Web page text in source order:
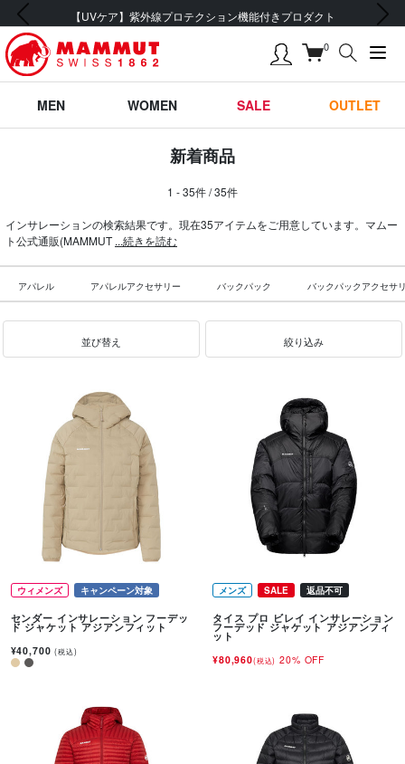
会員登録で【5,500円 (税込) 以上 送料無料】
前の画像 次の画像
0
MEN WOMEN SALE OUTLET
新着商品
1 - 35件 / 35件
インサレーションの検索結果です。現在35アイテムをご用意しています。マムー
ト公式通販(MAMMUT...続きを読む
アパレル アパレルアクセサリー バックパック バックパックアクセサ
並び替え 絞り込み
ウィメンズ キャンペーン対象
センダー インサレーション フーデッ
ド ジャケット アジアンフィット
¥40,700(税込)
メンズ SALE 返品不可
タイス プロ ビレイ インサレーション
フーデッド ジャケット アジアンフィ
ット
¥80,960(税込) 20% OFF